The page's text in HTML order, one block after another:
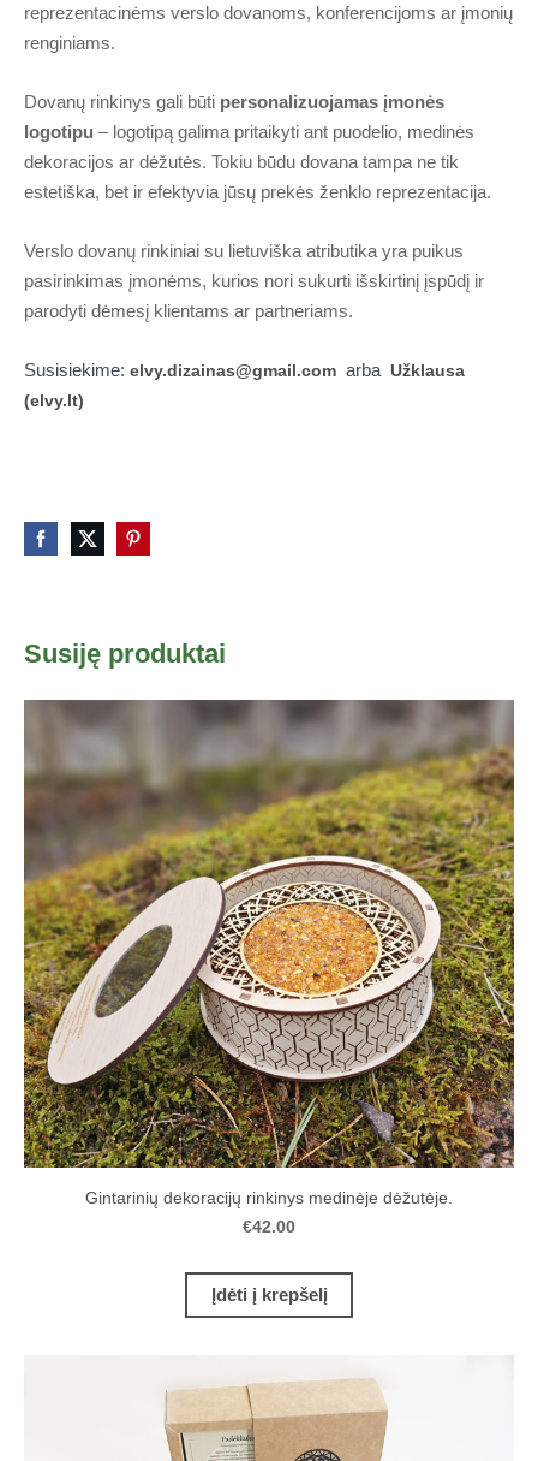
reprezentacinėms verslo dovanoms, konferencijoms ar įmonių
renginiams.
Dovanų rinkinys gali būti personalizuojamas įmonės
logotipu – logotipą galima pritaikyti ant puodelio, medinės
dekoracijos ar dėžutės. Tokiu būdu dovana tampa ne tik
estetiška, bet ir efektyvia jūsų prekės ženklo reprezentacija.
Verslo dovanų rinkiniai su lietuviška atributika yra puikus
pasirinkimas įmonėms, kurios nori sukurti išskirtinį įspūdį ir
parodyti dėmesį klientams ar partneriams.
Susisiekime: elvy.dizainas@gmail.com arba Užklausa
(elvy.lt)
Susiję produktai
Gintarinių dekoracijų rinkinys medinėje dėžutėje.
€42.00
Įdėti į krepšelį